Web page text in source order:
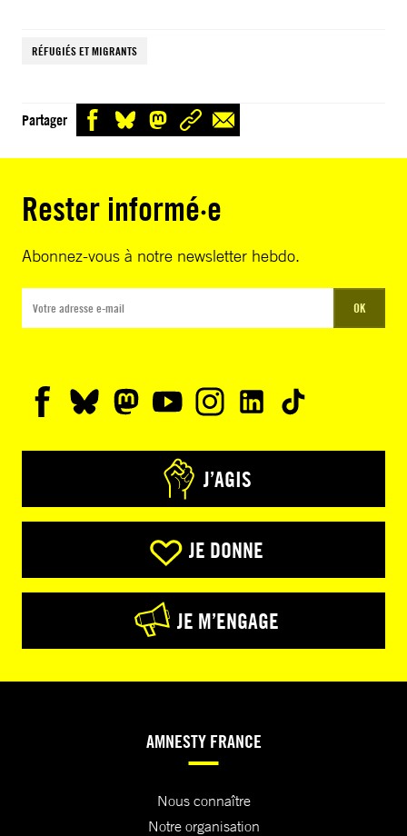
RÉFUGIÉS ET MIGRANTS
Partager
Rester informé·e
Abonnez-vous à notre newsletter hebdo.
OK
J’AGIS
JE DONNE
JE M’ENGAGE
AMNESTY FRANCE
Nous connaître
Notre organisation